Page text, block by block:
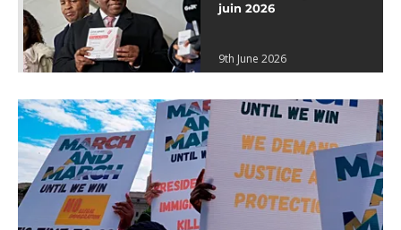
juin 2026
9th June 2026